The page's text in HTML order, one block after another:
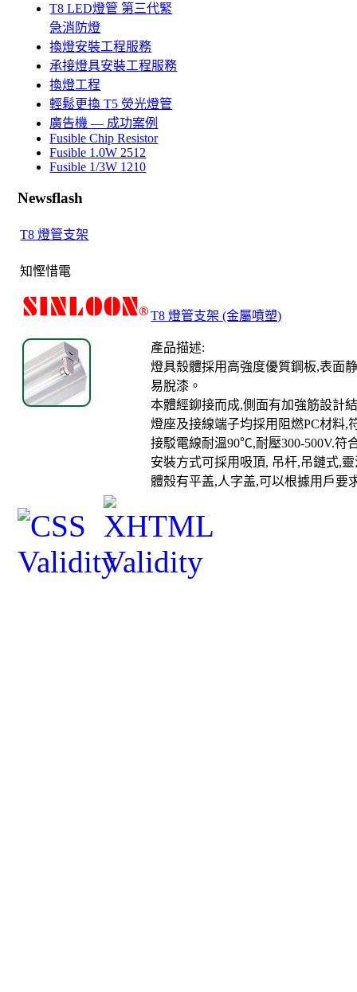
T8 LED燈管 第三代緊
急消防燈
換燈安裝工程服務
承接燈具安裝工程服務
換燈工程
輕鬆更換 T5 熒光燈管
廣告機 — 成功案例
Fusible Chip Resistor
Fusible 1.0W 2512
Fusible 1/3W 1210
Newsflash
T8 燈管支架
知慳惜電
T8 燈管支架 (金屬噴塑)
產品描述:
燈具殼體採用高強度優質鋼板,表面
易脫漆。
本體經鉚接而成,側面有加強筋設計
燈座及接線端子均採用阻燃PC材料,
接駁電線耐溫90℃,耐壓300-500V.符
安裝方式可採用吸頂, 吊杆,吊鏈式,
體殼有平盖,人字盖,可以根據用戶要